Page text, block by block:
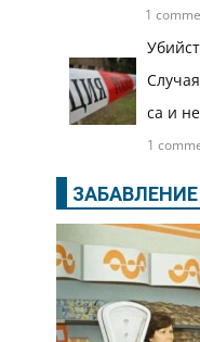
1
са и
1
ЗАБАВЛЕНИЕ